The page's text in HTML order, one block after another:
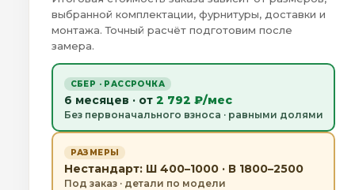
выбранной комплектации, фурнитуры, доставки и
монтажа. Точный расчёт подготовим после
замера.
СБЕР · РАССРОЧКА
6 месяцев · от 2 792 ₽/мес
Без первоначального взноса · равными долями
РАЗМЕРЫ
Нестандарт: Ш 400–1000 · В 1800–2500
Под заказ · детали по модели